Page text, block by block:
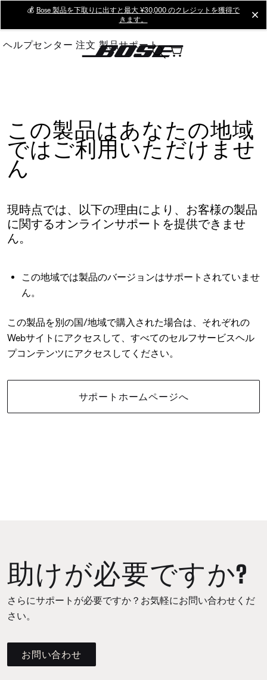
Main
💰 Bose 製品を下取りに出すと最大 ¥30,000 のクレジットを獲得で
きます。
ヘルプセンター 注文 製品サポート
この製品はあなたの地域
ではご利用いただけませ
ん
現時点では、以下の理由により、お客様の製品
に関するオンラインサポートを提供できませ
ん。
この地域では製品のバージョンはサポートされていませ
ん。
この製品を別の国/地域で購入された場合は、それぞれの
Webサイトにアクセスして、すべてのセルフサービスヘル
プコンテンツにアクセスしてください。
サポートホームページへ
助けが必要ですか?
さらにサポートが必要ですか？お気軽にお問い合わせくだ
さい。
お問い合わせ